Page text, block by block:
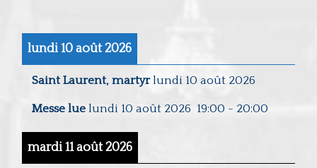
lundi 10 août 2026
Saint Laurent, martyr lundi 10 août 2026
Messe lue lundi 10 août 2026 19:00 - 20:00
mardi 11 août 2026